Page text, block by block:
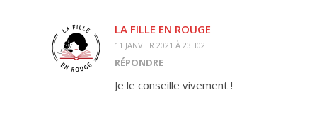
LA FILLE EN ROUGE
11 JANVIER 2021 À 23H02
RÉPONDRE
Je le conseille vivement !